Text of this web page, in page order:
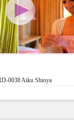
0038 Aiku Shioya